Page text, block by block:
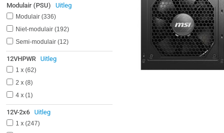
Modulair (PSU) Uitleg
Modulair 336
Niet-modulair 192
Semi-modulair 12
12VHPWR Uitleg
1 x 62
2 x 8
4 x 1
12V-2x6 Uitleg
1 x 247